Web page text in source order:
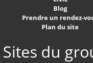
Blog
Prendre un rendez-
Plan du site
Sites du